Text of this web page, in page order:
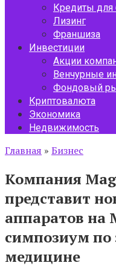
Кредиты для
Лизинг
Франшиза
Инвестиции
Акции
Венчурные
Фондовый
Криптовалюта
Экономика
Недвижимость
Главная » Бизнес
Компания
представит
аппаратов
симпозиум по
медицине